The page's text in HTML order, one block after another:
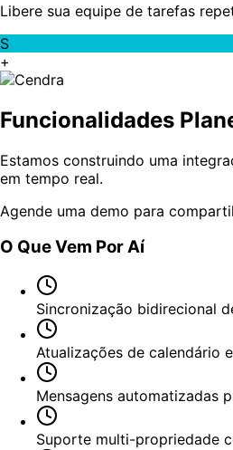
Libere sua equipe de tarefas
S
+
Funcionalidades
Estamos construindo uma
em tempo real.
Agende uma demo para
O Que Vem Por Aí
Sincronização bidirecional
Atualizações de calendário
Mensagens automatizadas
Suporte multi-propriedade